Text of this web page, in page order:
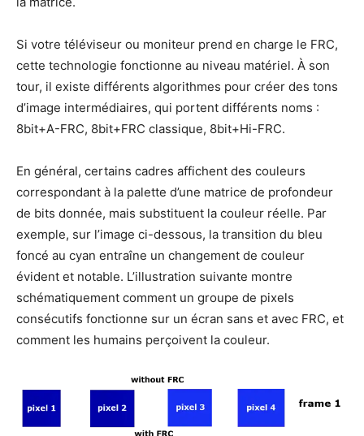
Si votre téléviseur ou moniteur prend en charge le FRC,
cette technologie fonctionne au niveau matériel. À son
tour, il existe différents algorithmes pour créer des tons
d’image intermédiaires, qui portent différents noms :
8bit+A-FRC, 8bit+FRC classique, 8bit+Hi-FRC.
En général, certains cadres affichent des couleurs
correspondant à la palette d’une matrice de profondeur
de bits donnée, mais substituent la couleur réelle. Par
exemple, sur l’image ci-dessous, la transition du bleu
foncé au cyan entraîne un changement de couleur
évident et notable. L’illustration suivante montre
schématiquement comment un groupe de pixels
consécutifs fonctionne sur un écran sans et avec FRC, et
comment les humains perçoivent la couleur.